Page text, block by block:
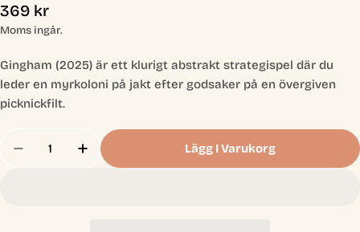
Ordinarie
pris
369 kr
Moms ingår.
Gingham (2025) är ett klurigt abstrakt strategispel där du
leder en myrkoloni på jakt efter godsaker på en övergiven
picknickfilt.
Minska Antal För Gingham
Öka Antal För Gingham
Lägg I Varukorg